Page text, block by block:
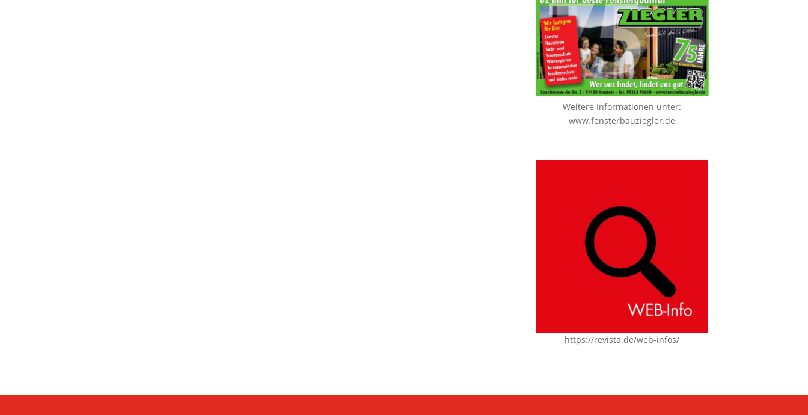
Weitere Informationen unter:
www.fensterbauziegler.de
https://revista.de/web-infos/